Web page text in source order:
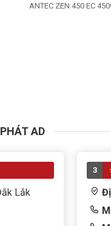
ANTEC ZEN 450 EC
AD
Lắk
3